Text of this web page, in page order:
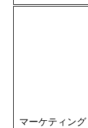
マーケティング